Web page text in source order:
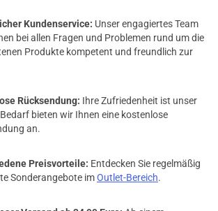
Kundenservice: Unser engagiertes Team
bei allen Fragen und Problemen rund um die
Produkte kompetent und freundlich zur
Rücksendung: Ihre Zufriedenheit ist unser
bieten wir Ihnen eine kostenlose
an.
Preisvorteile: Entdecken Sie regelmäßig
Sonderangebote imOutlet-Bereich.